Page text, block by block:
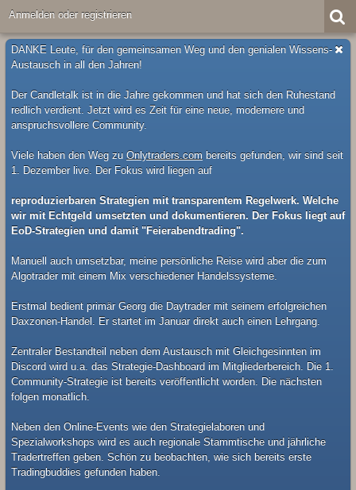
Anmelden oder registrieren
DANKE Leute, für den gemeinsamen Weg und den genialen Wissens-
Austausch in all den Jahren!
Der Candletalk ist in die Jahre gekommen und hat sich den Ruhestand
redlich verdient. Jetzt wird es Zeit für eine neue, modernere und
anspruchsvollere Community.
Viele haben den Weg zu Onlytraders.com bereits gefunden, wir sind seit
1. Dezember live. Der Fokus wird liegen auf
reproduzierbaren Strategien mit transparentem Regelwerk. Welche
wir mit Echtgeld umsetzten und dokumentieren. Der Fokus liegt auf
EoD-Strategien und damit "Feierabendtrading".
Manuell auch umsetzbar, meine persönliche Reise wird aber die zum
Algotrader mit einem Mix verschiedener Handelssysteme.
Erstmal bedient primär Georg die Daytrader mit seinem erfolgreichen
Daxzonen-Handel. Er startet im Januar direkt auch einen Lehrgang.
Zentraler Bestandteil neben dem Austausch mit Gleichgesinnten im
Discord wird u.a. das Strategie-Dashboard im Mitgliederbereich. Die 1.
Community-Strategie ist bereits veröffentlicht worden. Die nächsten
folgen monatlich.
Neben den Online-Events wie den Strategielaboren und
Spezialworkshops wird es auch regionale Stammtische und jährliche
Tradertreffen geben. Schön zu beobachten, wie sich bereits erste
Tradingbuddies gefunden haben.